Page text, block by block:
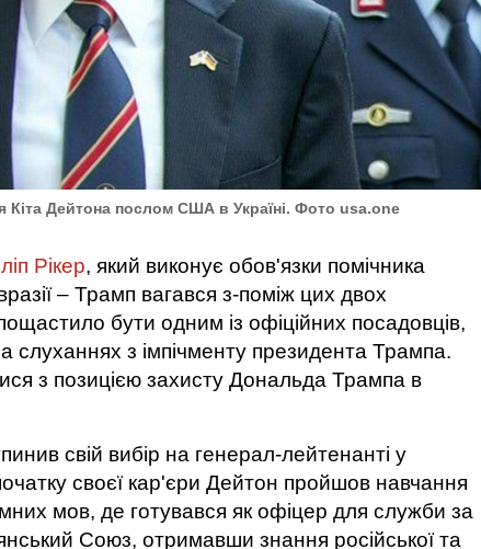
Кіта Дейтона послом США в Україні. Фото usa.оne
Рікер, який виконує обов'язки помічника
– Трамп вагався з-поміж цих двох
бути одним із офіційних посадовців,
слуханнях з імпічменту президента Трампа.
з позицією захисту Дональда Трампа в
свій вибір на генерал-лейтенанті у
своєї кар'єри Дейтон пройшов навчання
мов, де готувався як офіцер для служби за
Союз, отримавши знання російської та